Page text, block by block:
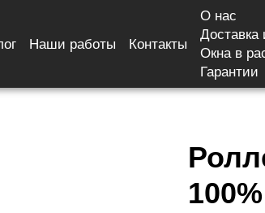
Наши работы Контакты
О нас
Доставка
Окна в
Гарантии
dn 906 blackout 100% – Валько